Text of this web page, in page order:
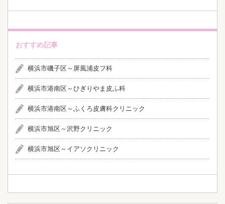
おすすめ記事
横浜市磯子区～屏風浦皮フ科
横浜市港南区～ひぎりやま皮ふ科
横浜市港南区～ふくろ皮膚科クリニック
横浜市旭区～沢野クリニック
横浜市旭区～イアソクリニック